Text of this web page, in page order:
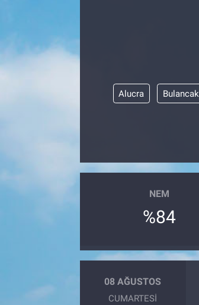
Alucra Bulancak
NEM
%84
08 AĞUSTOS
CUMARTESI